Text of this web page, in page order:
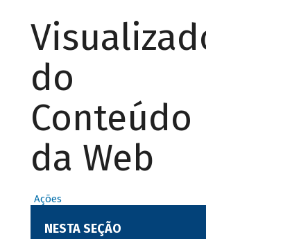
Visualizador
do
Conteúdo
da Web
Ações
NESTA SEÇÃO